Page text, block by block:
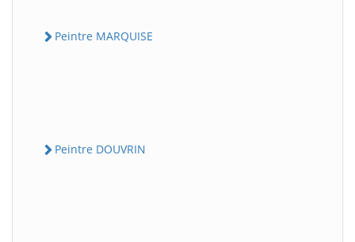
Peintre MARQUISE
Peintre DOUVRIN